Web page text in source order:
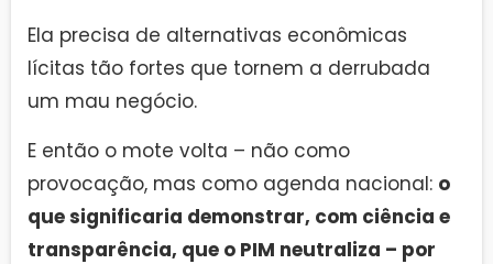
Ela precisa de alternativas econômicas
lícitas tão fortes que tornem a derrubada
um mau negócio.
E então o mote volta – não como
provocação, mas como agenda nacional: o
que significaria demonstrar, com ciência e
transparência, que o PIM neutraliza – por